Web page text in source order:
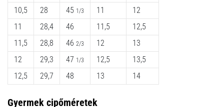
10,5
11
11,5
12
12,5
28
28,4
28,8
29,3
29,7
45 1/3
46
46 2/3
47 1/3
48
11
11,5
12
12,5
13
12
12,5
13
13,5
14
Gyermek cipőméretek